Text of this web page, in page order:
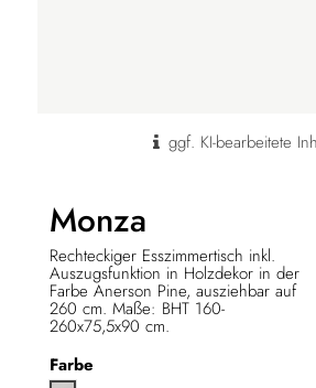
ggf. KI-bearbeitete
Monza
Rechteckiger Esszimmertisch inkl.
Auszugsfunktion in Holzdekor in der
Farbe Anerson Pine, ausziehbar auf
260 cm. Maße: BHT 160-
260x75,5x90 cm.
Farbe